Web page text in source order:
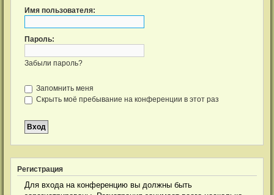
Имя пользователя:
Пароль:
Забыли пароль?
Запомнить меня
Скрыть моё пребывание на конференции в этот раз
Регистрация
Для входа на конференцию вы должны быть